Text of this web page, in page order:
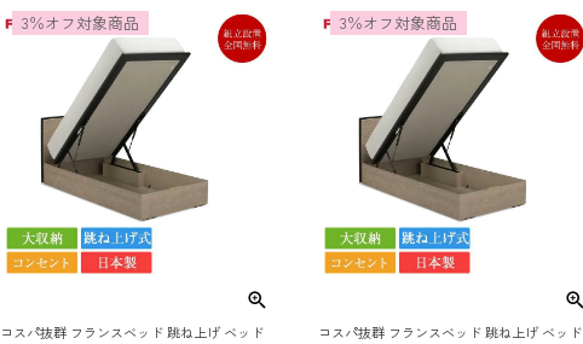
コスパ抜群 フランスベッド 跳ね上げ ベッド
3％オフ対象商品
コスパ抜群 フランスベッド 跳ね上げ ベッド
3％オフ対象商品